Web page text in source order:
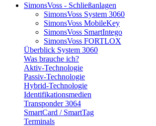
SimonsVoss - Schließanlagen
SimonsVoss System 3060
SimonsVoss MobileKey
SimonsVoss SmartIntego
SimonsVoss FORTLOX
Überblick System 3060
Was brauche ich?
Aktiv-Technologie
Passiv-Technologie
Hybrid-Technologie
Identifikationsmedien
Transponder 3064
SmartCard / SmartTag
Terminals